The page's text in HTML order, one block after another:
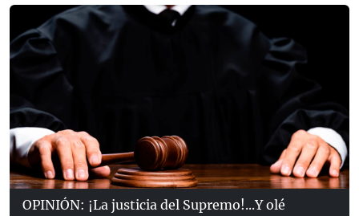
OPINIÓN: ¡La justicia del Supremo!...Y olé